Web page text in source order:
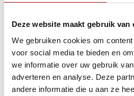
Deze website maakt gebruik van
We gebruiken cookies om
voor social media te bieden en
we informatie over uw gebruik
adverteren en analyse. Deze
andere informatie die u aan ze
Krijg ik uitleg bij